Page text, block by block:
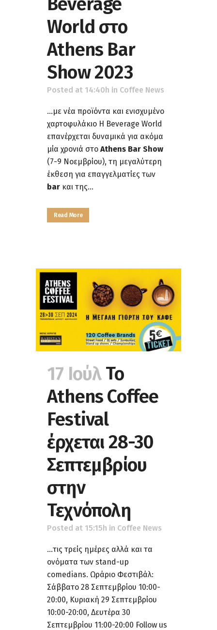
World στο
Athens Bar
Show 2023
Posted at 14:40h in Coffee News
…με νέα προϊόντα και ενισχυμένο
χαρτοφυλάκιο Η Beverage World
επανέρχεται δυναμικά για ακόμα
μία χρονιά στο Athens Bar Show
(7-9 Νοεμβρίου), τη μεγαλύτερη
έκθεση για επαγγελματίες των
bar και της...
Read More
17 Ιούλ Το
Athens Coffee
Festival
έρχεται 28-30
Σεπτεμβρίου
στην
Τεχνόπολη
Posted at 15:15h in Coffee News
...τις τρείς ημέρες αλλά και τα
ονόματα των stand-up
comedians. Ωράριο Φεστιβάλ:
Σάββατο 28 Σεπτεμβρίου 10:00-
20:00, Κυριακή 29 Σεπτεμβρίου
10:00-20:00, Δευτέρα 30
Σεπτεμβρίου 11:00-20:00 Follow us